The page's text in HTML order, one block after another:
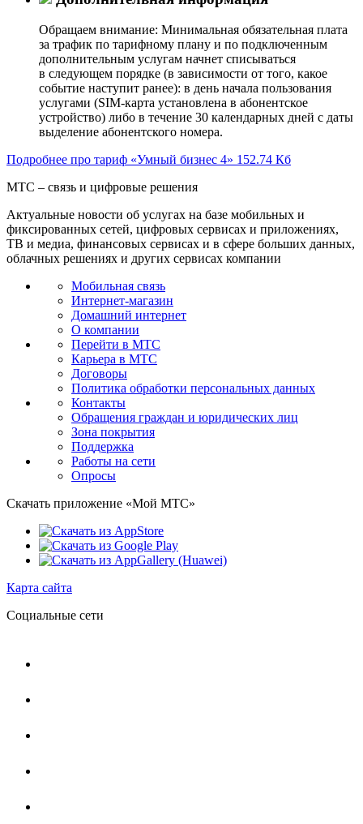
Обращаем внимание: Минимальная обязательная плата
за трафик по тарифному плану и по подключенным
дополнительным услугам начнет списываться
в следующем порядке (в зависимости от того, какое
событие наступит ранее): в день начала пользования
услугами (SIM-карта установлена в абонентское
устройство) либо в течение 30 календарных дней с даты
выделение абонентского номера.
Подробнее про тариф «Умный бизнес 4» 152.74 Кб
МТС – связь и цифровые решения
Актуальные новости об услугах на базе мобильных и
фиксированных сетей, цифровых сервисах и приложениях,
ТВ и медиа, финансовых сервисах и в сфере больших данных,
облачных решениях и других сервисах компании
Мобильная связь
Интернет-магазин
Домашний интернет
О компании
Перейти в МТС
Карьера в МТС
Договоры
Политика обработки персональных данных
Контакты
Обращения граждан и юридических лиц
Зона покрытия
Поддержка
Работы на сети
Опросы
Скачать приложение «Мой МТС»
Карта сайта
Социальные сети